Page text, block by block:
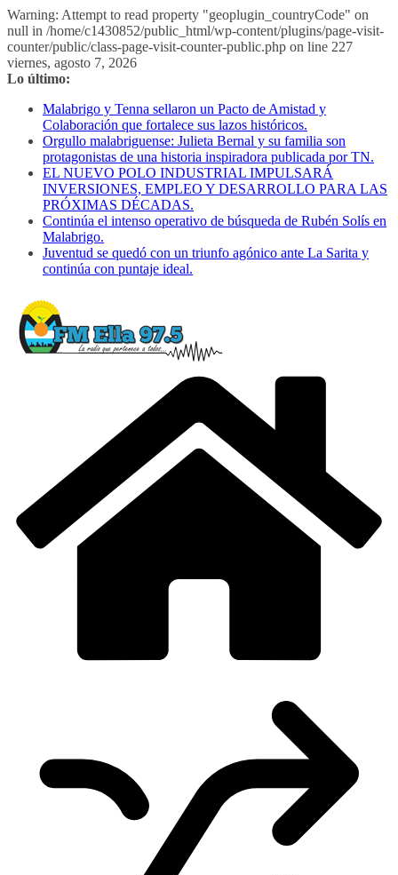
Warning: Attempt to read property "geoplugin_countryCode" on
null in /home/c1430852/public_html/wp-content/plugins/page-visit-
counter/public/class-page-visit-counter-public.php on line 227
Saltar
al
viernes, agosto 7, 2026
Lo último:
Malabrigo y Tenna sellaron un Pacto de Amistad y
Colaboración que fortalece sus lazos históricos.
Orgullo malabriguense: Julieta Bernal y su familia son
protagonistas de una historia inspiradora publicada por TN.
EL NUEVO POLO INDUSTRIAL IMPULSARÁ
INVERSIONES, EMPLEO Y DESARROLLO PARA LAS
PRÓXIMAS DÉCADAS.
Continúa el intenso operativo de búsqueda de Rubén Solís en
Malabrigo.
Juventud se quedó con un triunfo agónico ante La Sarita y
continúa con puntaje ideal.